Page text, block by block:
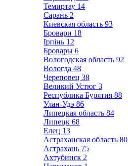
Темиртау 14
Сарань 2
Киевская область 93
Бровари 18
Ірпінь 12
Бровары 6
Вологодская область 92
Вологда 48
Череповец 38
Великий Устюг 3
Республика Бурятия 88
Улан-Удэ 86
Липецкая область 84
Липецк 68
Елец 13
Астраханская область 80
Астрахань 75
Ахтубинск 2